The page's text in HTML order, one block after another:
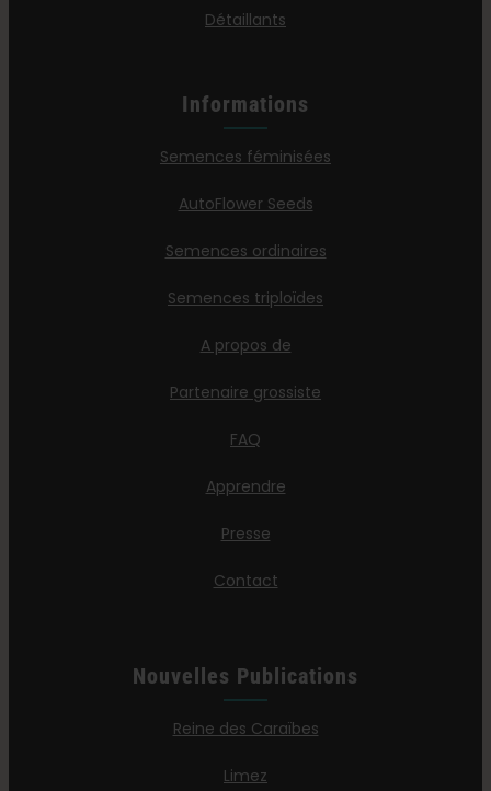
Détaillants
Informations
Semences féminisées
AutoFlower Seeds
Semences ordinaires
Semences triploïdes
A propos de
Partenaire grossiste
FAQ
Apprendre
Presse
Contact
Nouvelles Publications
Reine des Caraïbes
Limez